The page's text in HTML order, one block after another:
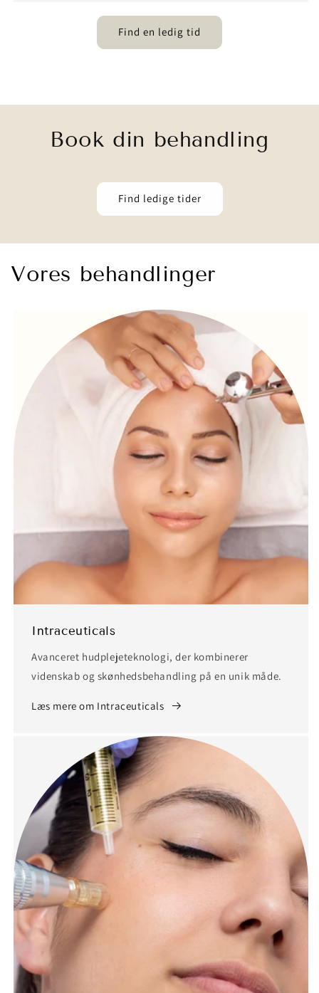
Find en ledig tid
Book din behandling
Find ledige tider
Vores behandlinger
Intraceuticals
Avanceret hudplejeteknologi, der kombinerer
videnskab og skønhedsbehandling på en unik måde.
Læs mere om Intraceuticals